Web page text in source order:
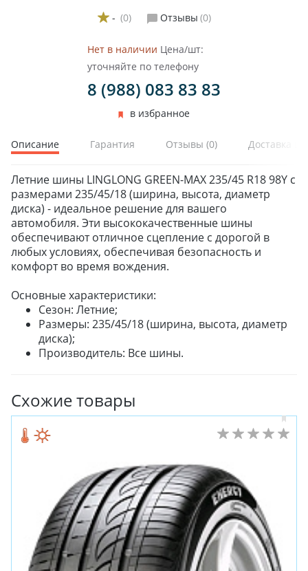
- (0) Отзывы (0)
Нет в наличии Цена/шт:
уточняйте по телефону
8 (988) 083 83 83
в избранное
Описание Гарантия Отзывы (0) Доставка и
Летние шины LINGLONG GREEN-MAX 235/45 R18 98Y с
размерами 235/45/18 (ширина, высота, диаметр
диска) - идеальное решение для вашего
автомобиля. Эти высококачественные шины
обеспечивают отличное сцепление с дорогой в
любых условиях, обеспечивая безопасность и
комфорт во время вождения.
Основные характеристики:
Сезон: Летние;
Размеры: 235/45/18 (ширина, высота, диаметр
диска);
Производитель: Все шины.
Схожие товары